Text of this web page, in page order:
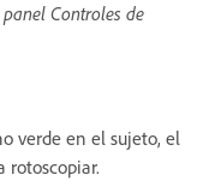
Controles de
verde en el sujeto, el